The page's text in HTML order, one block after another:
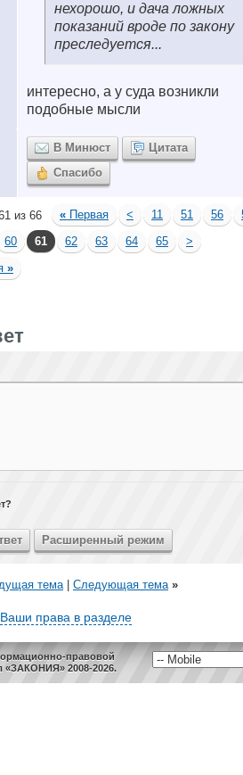
нехорошо, и дача ложных
показаний вроде по закону
преследуется...
интересно, а у суда возникли
подобные мысли
В Минюст
Цитата
Спасибо
из 66 « Первая < 11 51 56
60 61 62 63 64 65
>
»
тема| Следующая тема »
Ваши права в разделе
правовой
«ЗАКОНИЯ» 2008-2026.